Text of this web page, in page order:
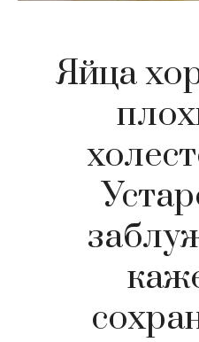
Яйца